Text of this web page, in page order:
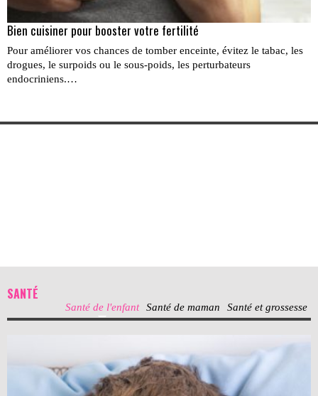
Bien cuisiner pour booster votre fertilité
Pour améliorer vos chances de tomber enceinte, évitez le tabac, les
drogues, le surpoids ou le sous-poids, les perturbateurs
endocriniens.…
SANTÉ
Santé de l'enfant Santé de maman Santé et grossesse